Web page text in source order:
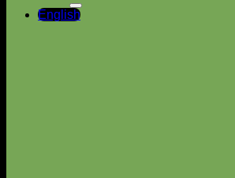
English